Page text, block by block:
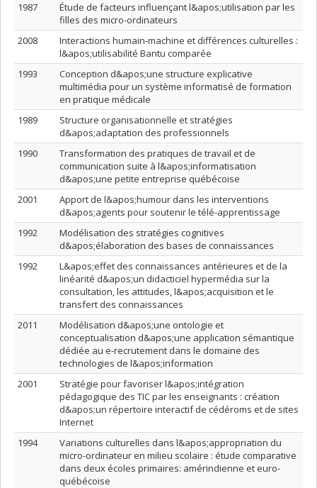
1987
Étude de facteurs influençant l&apos;utilisation par les
filles des micro-ordinateurs
2008
Interactions humain-machine et différences culturelles :
l&apos;utilisabilité Bantu comparée
1993
Conception d&apos;une structure explicative
multimédia pour un système informatisé de formation
en pratique médicale
1989
Structure organisationnelle et stratégies
d&apos;adaptation des professionnels
1990
Transformation des pratiques de travail et de
communication suite à l&apos;informatisation
d&apos;une petite entreprise québécoise
2001
Apport de l&apos;humour dans les interventions
d&apos;agents pour soutenir le télé-apprentissage
1992
Modélisation des stratégies cognitives
d&apos;élaboration des bases de connaissances
1992
L&apos;effet des connaissances antérieures et de la
linéarité d&apos;un didacticiel hypermédia sur la
consultation, les attitudes, l&apos;acquisition et le
transfert des connaissances
2011
Modélisation d&apos;une ontologie et
conceptualisation d&apos;une application sémantique
dédiée au e-recrutement dans le domaine des
technologies de l&apos;information
2001
Stratégie pour favoriser l&apos;intégration
pédagogique des TIC par les enseignants : création
d&apos;un répertoire interactif de cédéroms et de sites
Internet
1994
Variations culturelles dans l&apos;appropriation du
micro-ordinateur en milieu scolaire : étude comparative
dans deux écoles primaires: amérindienne et euro-
québécoise